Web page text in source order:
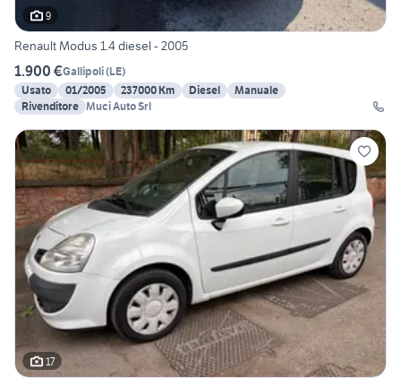
9
Renault Modus 1.4 diesel - 2005
1.900 €Gallipoli(LE)
Usato
01/2005 237000 Km Diesel
Manuale
Rivenditore Muci Auto Srl
17